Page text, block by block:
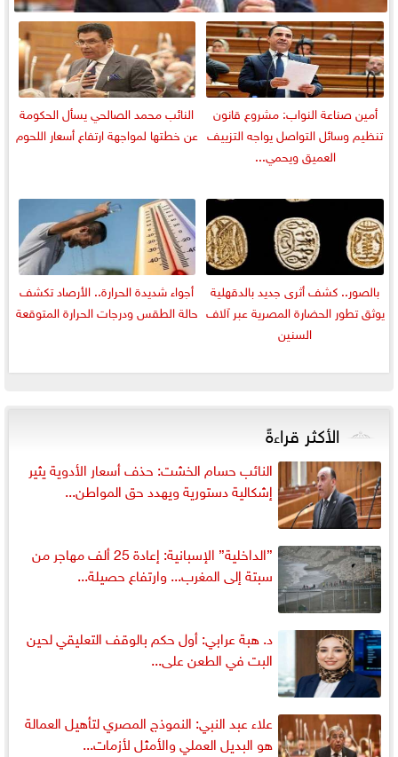
أمين صناعة النواب: مشروع قانون
تنظيم وسائل التواصل يواجه التزييف
العميق ويحمي...
النائب محمد الصالحي يسأل الحكومة
عن خطتها لمواجهة ارتفاع أسعار اللحوم
بالصور.. كشف أثرى جديد بالدقهلية
يوثق تطور الحضارة المصرية عبر آلاف
السنين
أجواء شديدة الحرارة.. الأرصاد تكشف
حالة الطقس ودرجات الحرارة المتوقعة
الأكثر قراءةً
النائب حسام الخشت: حذف أسعار الأدوية يثير
إشكالية دستورية ويهدد حق المواطن...
”الداخلية” الإسبانية: إعادة 25 ألف مهاجر من
سبتة إلى المغرب... وارتفاع حصيلة...
د. هبة عرابي: أول حكم بالوقف التعليقي لحين
البت في الطعن على...
علاء عبد النبي: النموذج المصري لتأهيل العمالة
هو البديل العملي والأمثل لأزمات...